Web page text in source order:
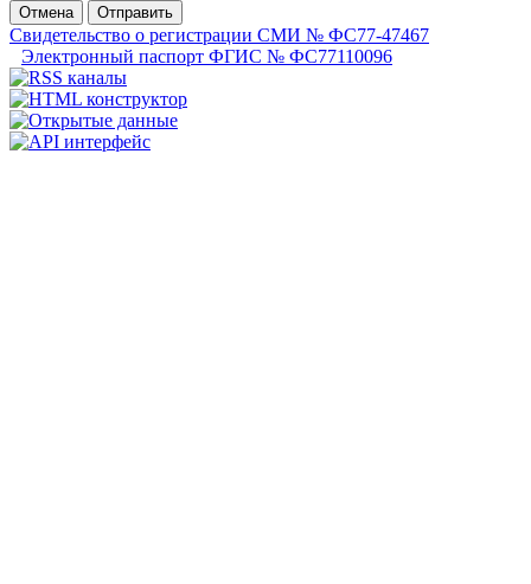
Отмена
Отправить
Свидетельство о регистрации СМИ № ФС77-47467
Электронный паспорт ФГИС № ФС77110096